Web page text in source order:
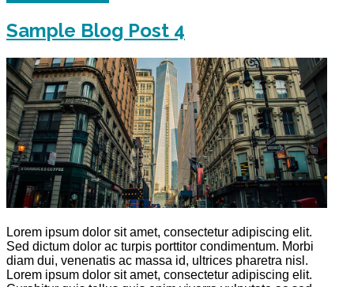
Sample Blog Post 4
Lorem ipsum dolor sit amet, consectetur adipiscing elit.
Sed dictum dolor ac turpis porttitor condimentum. Morbi
diam dui, venenatis ac massa id, ultrices pharetra nisl.
Lorem ipsum dolor sit amet, consectetur adipiscing elit.